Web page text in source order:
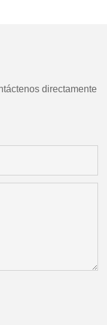
directamente